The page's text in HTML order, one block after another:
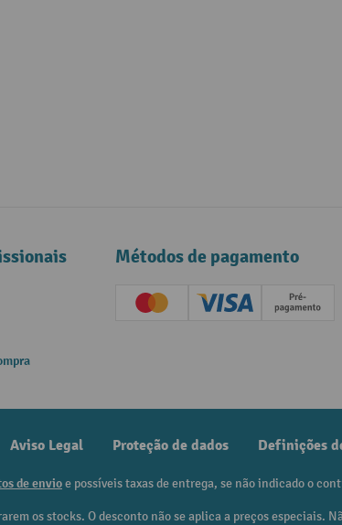
Métodos de pagamento
Creditcard (Master)Creditcard (Visa)
Pré-
Aviso Legal Proteção de dados Definições
de envioe possíveis taxas de entrega, se não indicado o
os stocks. O desconto não se aplica a preços